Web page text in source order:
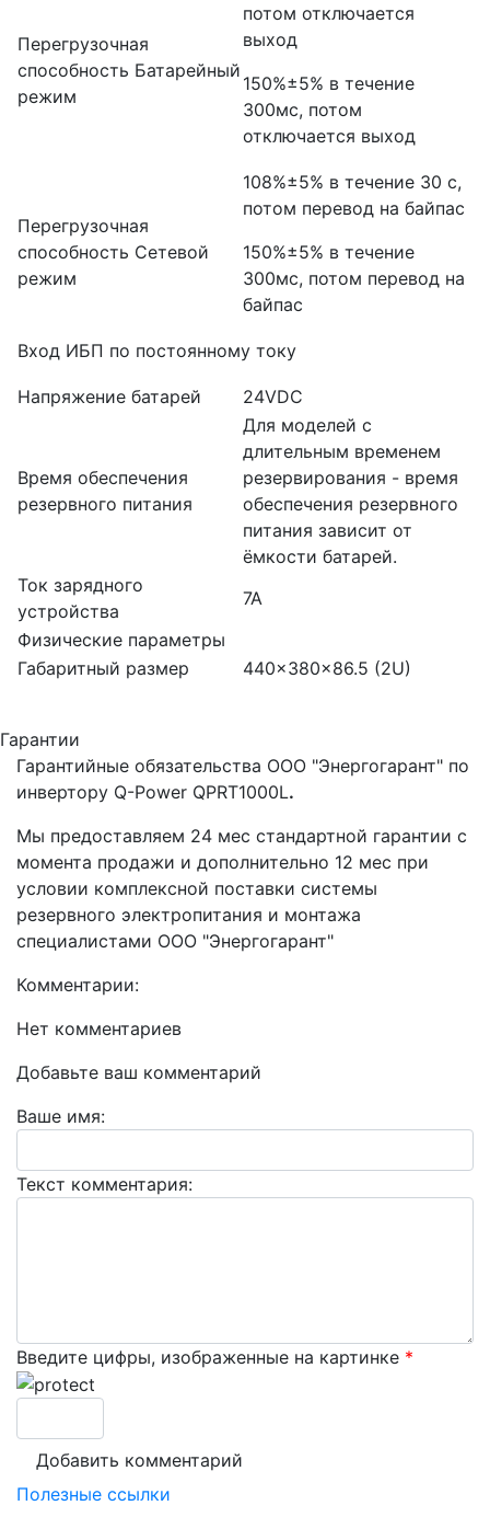
Перегрузочная
способность Батарейный
режим
потом отключается
выход
150%±5% в течение
300мс, потом
отключается выход
Перегрузочная
способность Сетевой
режим
108%±5% в течение 30 с,
потом перевод на байпас
150%±5% в течение
300мс, потом перевод на
байпас
Вход ИБП по постоянному току
Напряжение батарей 24VDC
Время обеспечения
резервного питания
Для моделей с
длительным временем
резервирования - время
обеспечения резервного
питания зависит от
ёмкости батарей.
Ток зарядного
устройства
7А
Физические параметры
Габаритный размер
440x380x86.5 (2U)
Гарантии
Гарантийные обязательства ООО "Энергогарант" по
инвертору Q-Power QPRT1000L.
Мы предоставляем 24 мес стандартной гарантии с
момента продажи и дополнительно 12 мес при
условии комплексной поставки системы
резервного электропитания и монтажа
специалистами ООО "Энергогарант"
Комментарии:
Нет комментариев
Добавьте ваш комментарий
Ваше имя:
Текст комментария:
Введите цифры, изображенные на картинке *
Полезные ссылки